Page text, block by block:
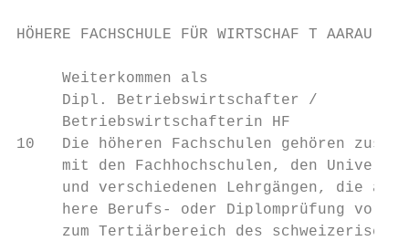
HÖHERE FACHSCHULE FÜR WIRTSCHAF T AARAU
     Weiterkommen als
     Dipl. Betriebswirtschafter /
     Betriebswirtschafterin HF
10   Die höheren Fachschulen gehören
mit den Fachhochschulen, den
und verschiedenen Lehrgängen, die
here Berufs- oder Diplomprüfung
zum Tertiärbereich des